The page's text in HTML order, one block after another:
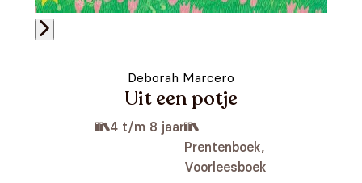
Deborah Marcero
Uit een potje
4 t/m 8 jaar
Prentenboek,
Voorleesboek